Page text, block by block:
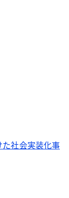
社会実装化事